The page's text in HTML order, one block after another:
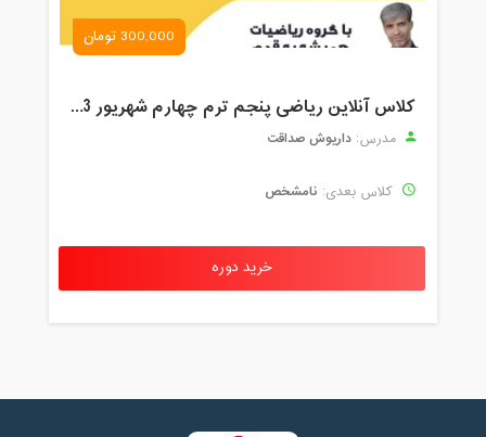
300,000 تومان
کلاس آنلاین ریاضی پنجم ترم چهارم شهریور 1403
مدرس: داریوش صداقت
کلاس بعدی: نامشخص
خرید دوره